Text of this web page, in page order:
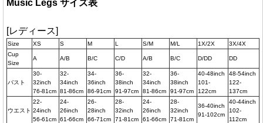
Music Legs サイズ表
[レディース]
Size XS S M L S/M M/L 1X/2X
3X/4X
Cup
Size
A A/B B/C C/D A/B B/C D/DD DD
バスト
30-
32inch
76-81cm
32-
34inch
81-86cm
34-
36inch
86-91cm
36-
38inch
91-97cm
32-
34inch
81-86cm
36-
38inch
91-97cm
40-48inch
101-
122cm
48-54inch
122-
137cm
ウエスト
22-
24inch
56-61cm
24-
26inch
61-66cm
26-
28inch
66-71cm
28-
32inch
71-81cm
24-
26inch
61-66cm
28-
32inch
71-81cm
36-40inch
91-102cm
40-44inch
102-
112cm